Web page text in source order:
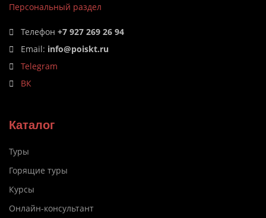
Персональный раздел
Телефон +7 927 269 26 94
Email: info@poiskt.ru
Telegram
ВК
Каталог
Туры
Горящие туры
Курсы
Онлайн-консультант